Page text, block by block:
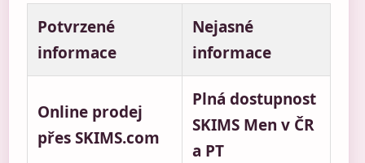
Potvrzené
informace
Nejasné
informace
Online prodej
přes SKIMS.com
Plná dostupnost
SKIMS Men v ČR
a PT